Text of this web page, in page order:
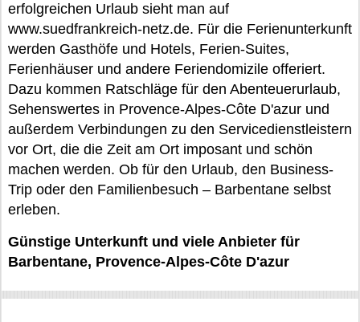
erfolgreichen Urlaub sieht man auf
www.suedfrankreich-netz.de. Für die Ferienunterkunft
werden Gasthöfe und Hotels, Ferien-Suites,
Ferienhäuser und andere Feriendomizile offeriert.
Dazu kommen Ratschläge für den Abenteuerurlaub,
Sehenswertes in Provence-Alpes-Côte D'azur und
außerdem Verbindungen zu den Servicedienstleistern
vor Ort, die die Zeit am Ort imposant und schön
machen werden. Ob für den Urlaub, den Business-
Trip oder den Familienbesuch – Barbentane selbst
erleben.
Günstige Unterkunft und viele Anbieter für
Barbentane, Provence-Alpes-Côte D'azur